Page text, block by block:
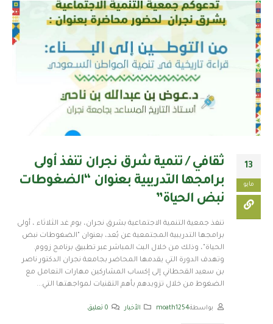
13
مايو
ثقافي / تنمية شرق نجران تنفذ أولى
برامجها التدريبية بعنوان “الضغوطات
نبض الحياة”
تنفذ جمعية التنمية الاجتماعية بشرق نجران، يوم غد الثلاثاء ، أولى
برامجها التدريبية المجتمعية عن بُعد، بعنوان "الضغوطات نبض
الحياة"، وذلك من خلال البث المباشر عبر تطبيق برنامج زووم.
وتهدف الدورة التي يقدمها المحاضر بجامعة نجران الدكتور ناصر
بن سعيد القحطاني إلى إكساب المشاركين مهارات التعامل مع
الضغوط من خلال تزويدهم بأهم التقنيات لمواجهتها التي...
بواسطةmoath1254 الأخبار 0 تعليق